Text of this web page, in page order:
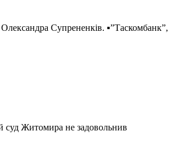
Супрененків. ▪️”Таскомбанк”,
суд Житомира не задовольнив